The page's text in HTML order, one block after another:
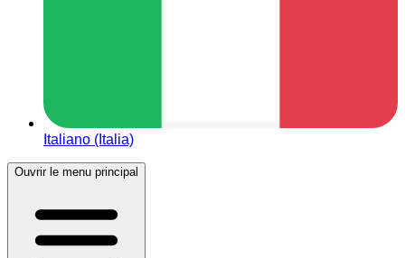
Italiano (Italia)
Ouvrir le menu principal